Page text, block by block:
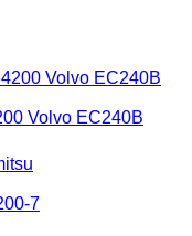
Volvo EC240B
7